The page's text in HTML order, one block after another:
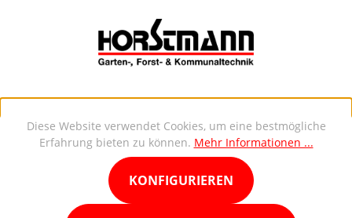
Diese Website verwendet Cookies, um eine bestmögliche
Erfahrung bieten zu können. Mehr Informationen ...
KONFIGURIEREN